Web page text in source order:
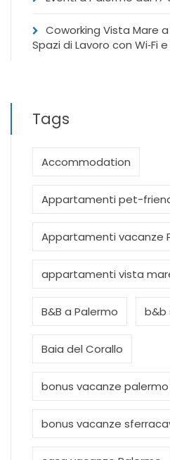
Coworking Vista Mare
Spazi di Lavoro con Wi‑Fi
Tags
Accommodation
Appartamenti pet-
Appartamenti vacanze
appartamenti vista
B&B a Palermo b&b
Baia del Corallo
bonus vacanze
bonus vacanze